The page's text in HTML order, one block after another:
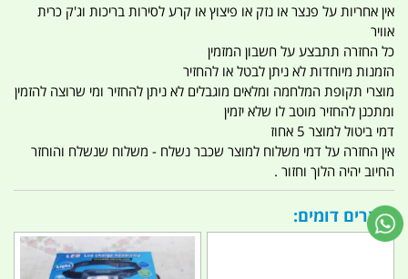
אין אחריות על פנצר או נזק או פיצוץ או קרע לסירות בריכות וג'ק כרית
אוויר
כל החזרה תתבצע על חשבון המזמין
הזמנות מיוחדות לא ניתן לבטל או להחזיר
מוצרי תקופת המלחמה ומלאים מוגבלים לא ניתן להחזיר ומי שרוצה להזמין
ומתכנן להחזיר מוטב לו שלא יזמין
דמי ביטול למוצר 5 אחוז
אין החזרה על דמי משלוח למוצר שכבר נשלח - משלוח שנשלח והוחזר
החיוב יהיה הלוך וחזור .
מוצרים דומים: